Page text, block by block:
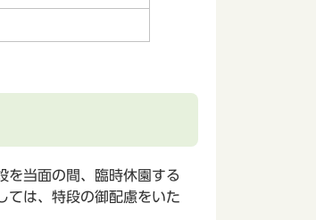
を当面の間、臨時休園する
ては、特段の御配慮をいた